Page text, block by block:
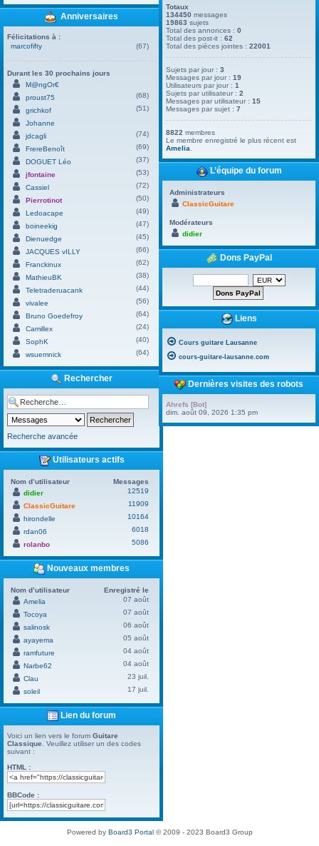
Anniversaires
Félicitations à :
marcofifty
(67)
Durant les 30 prochains jours
M@ngOr€
proust75
(68)
grichkof
(51)
Johanne
jdcagli
(74)
FrereBenoît
(69)
DOGUET Léo
(37)
jfontaine
(53)
Cassiel
(72)
Pierrotinot
(50)
Ledoacape
(49)
boineekig
(47)
Dienuedge
(45)
JACQUES vILLY
(66)
Franckinux
(62)
MathieuBK
(38)
Teletraderuacank
(44)
vivalee
(56)
Bruno Goedefroy
(64)
Camillex
(24)
SophK
(40)
wsuemnick
(64)
Rechercher
Recherche avancée
Utilisateurs actifs
Nom d’utilisateur
Messages
didier
12519
ClassicGuitare
11909
hirondelle
10164
rdan06
6018
rolanbo
5086
Nouveaux membres
Nom d’utilisateur
Enregistré le
Amelia
07 août
Tocoya
07 août
salinosk
06 août
ayayema
05 août
ramfuture
04 août
Narbe62
04 août
Clau
23 juil.
soleil
17 juil.
Lien du forum
Voici un lien vers le forum Guitare
Classique . Veuillez utiliser un des codes
suivant :
HTML :
BBCode :
Totaux
134450 messages
19863 sujets
Total des annonces :0
Total des post-it :62
Total des pièces jointes :22001
Sujets par jour :3
Messages par jour :19
Utilisateurs par jour :1
Sujets par utilisateur :2
Messages par utilisateur :15
Messages par sujet :7
8822 membres
Le membre enregistré le plus récent est
Amelia
L’équipe du forum
Administrateurs
ClassicGuitare
Modérateurs
didier
Dons PayPal
Liens
Cours guitare Lausanne
cours-guitare-lausanne.com
Dernières visites des robots
Ahrefs [Bot]
dim. août 09, 2026 1:35 pm
Powered by Board3 Portal© 2009 - 2023 Board3 Group